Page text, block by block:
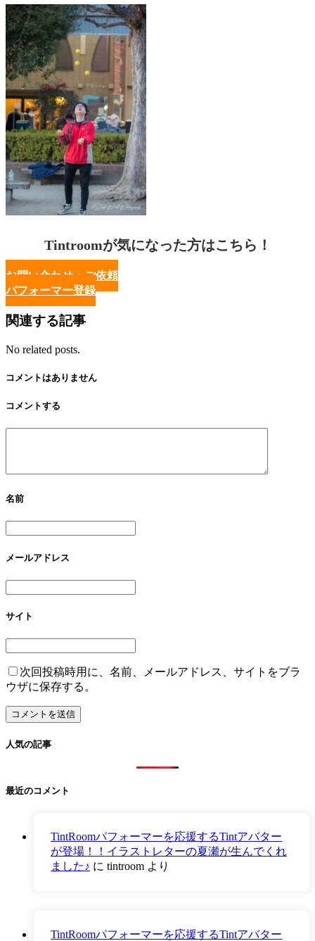
Tintroomが気になった方はこちら！
お問い合わせ・ご依頼
パフォーマー登録
関連する記事
No related posts.
コメントはありません
コメントする
名前
メールアドレス
サイト
次回投稿時用に、名前、メールアドレス、サイトをブラ
ウザに保存する。
人気の記事
最近のコメント
TintRoomパフォーマーを応援するTintアバター
が登場！！イラストレターの夏瀬が生んでくれ
ました♪ に tintroom より
TintRoomパフォーマーを応援するTintアバター